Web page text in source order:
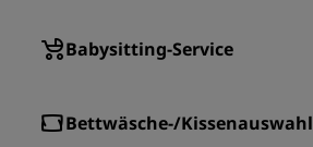
Babysitting-Service
Bettwäsche-/Kissenauswahl